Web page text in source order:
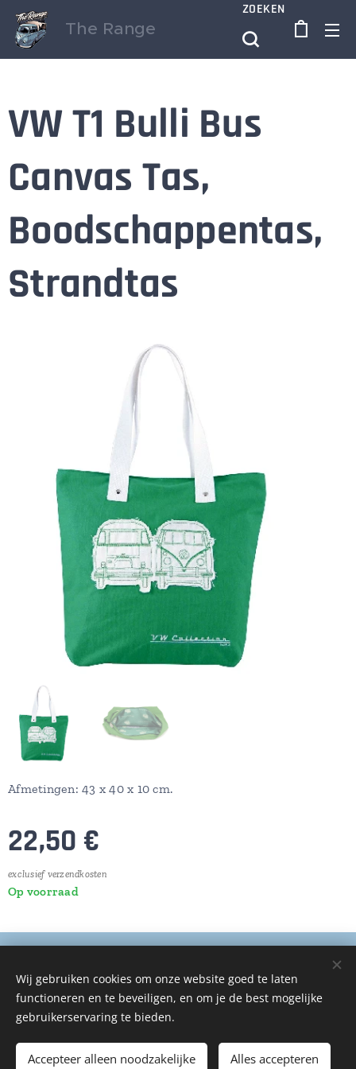
The Range
ZOEKEN
VW T1 Bulli Bus
Canvas Tas,
Boodschappentas,
Strandtas
Afmetingen: 43 x 40 x 10 cm.
22,50 €
exclusief verzendkosten
Op voorraad
Toevoegen aan de winkelwagen
De Auto Zorg
Cookies
Wij gebruiken cookies om onze website goed te laten
functioneren en te beveiligen, en om je de best mogelijke
gebruikerservaring te bieden.
Accepteer alleen noodzakelijke Alles accepteren